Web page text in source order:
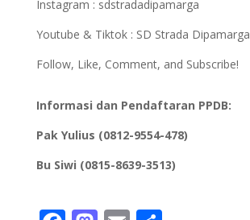
Instagram : sdstradadipamarga
Youtube & Tiktok : SD Strada Dipamarga
Follow, Like, Comment, and Subscribe!
Informasi dan Pendaftaran PPDB:
Pak Yulius (0812-9554-478)
Bu Siwi (0815-8639-3513)